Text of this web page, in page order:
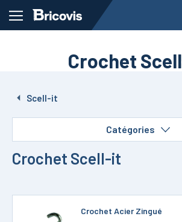
Crochet
Scell-it
Catégories
Crochet Scell-it
Crochet Acier Zingué